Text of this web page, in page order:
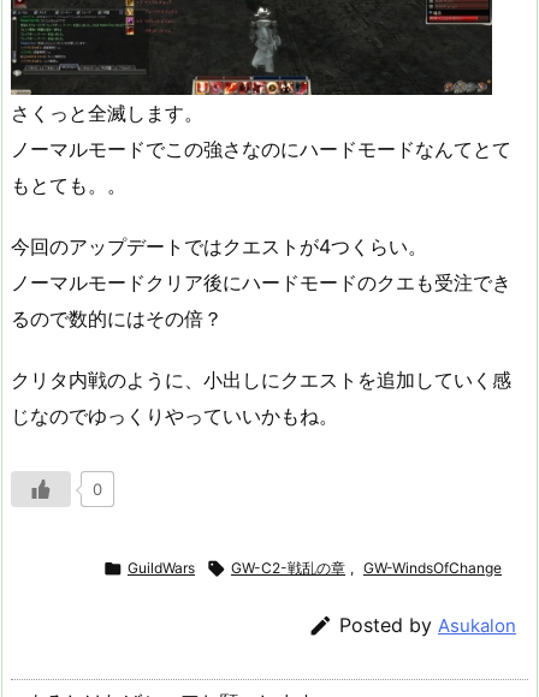
さくっと全滅します。
ノーマルモードでこの強さなのにハードモードなんてとて
もとても。。
今回のアップデートではクエストが4つくらい。
ノーマルモードクリア後にハードモードのクエも受注でき
るので数的にはその倍？
クリタ内戦のように、小出しにクエストを追加していく感
じなのでゆっくりやっていいかもね。
0
 GuildWars  GW-C2-戦乱の章 , GW-WindsOfChange
 Posted by Asukalon